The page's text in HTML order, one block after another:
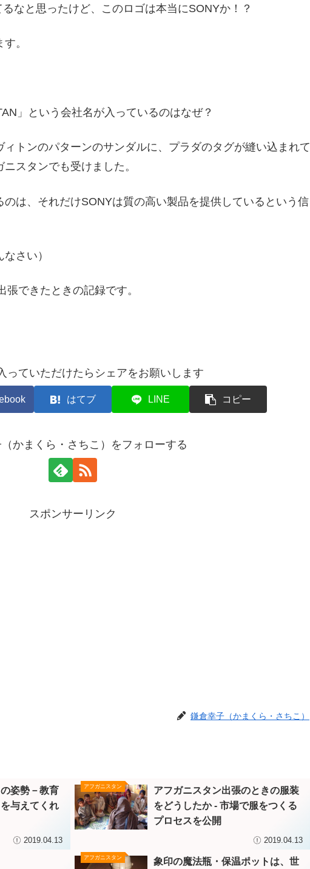
なと思ったけど、このロゴは本当にSONYか！？
。
」という会社名が入っているのはなぜ？
トンのパターンのサンダルに、プラダのタグが縫い込まれて
スタンでも受けました。
のは、それだけSONYは質の高い製品を提供しているという信
さい）
できたときの記録です。
っていただけたらシェアをお願いします
はてブ LINE コピー
かまくら・さちこ）をフォローする
スポンサーリンク
鎌倉幸子（かまくら・さちこ）
姿勢－教育
与えてくれ
2019.04.13
アフガニスタン
アフガニスタン出張のときの服装
をどうしたか ‐ 市場で服をつくる
プロセスを公開
2019.04.13
アフガニスタン
象印の魔法瓶・保温ポットは、世